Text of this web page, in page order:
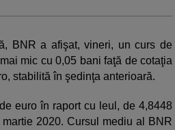
BNR a afişat, vineri, un curs de
mic cu 0,05 bani faţă de cotaţia
stabilită în şedinţa anterioară.
euro în raport cu leul, de 4,8448
2020. Cursul mediu al BNR